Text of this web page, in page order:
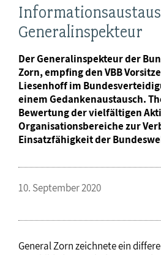
Generalinspekteur
Der Generalinspekteur der
Zorn, empfing den VBB
Liesenhoff im
einem Gedankenaustausch.
Bewertung der vielfältigen
Organisationsbereiche zur
Einsatzfähigkeit der
10. September 2020
General Zorn zeichnete ein